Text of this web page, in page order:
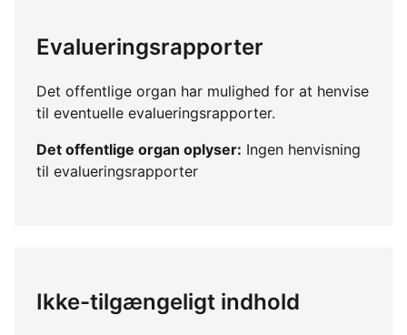
Evalueringsrapporter
Det offentlige organ har mulighed for at henvise
til eventuelle evalueringsrapporter.
Det offentlige organ oplyser: Ingen henvisning
til evalueringsrapporter
Ikke-tilgængeligt indhold